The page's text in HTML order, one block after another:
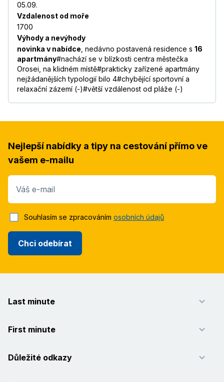
05.09.
Vzdalenost od moře
1700
Výhody a nevýhody
novinka v nabídce , nedávno postavená residence s 16
apartmány#nachází se v blízkosti centra městečka
Orosei, na klidném místě#prakticky zařízené apartmány
nejžádanějších typologií bilo 4#chybějící sportovní a
relaxační zázemí (-)#větší vzdálenost od pláže (-)
Nejlepší nabídky a tipy na cestování přímo ve
vašem e-mailu
Váš e-mail
Chci odebírat
Souhlasím se zpracováním osobních údajů
Last minute
First minute
Důležité odkazy